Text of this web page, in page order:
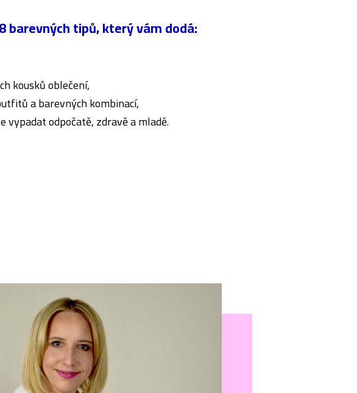
barevných tipů, který vám dodá:
kousků oblečení,
a barevných kombinací,
vypadat odpočatě, zdravě a mladě.